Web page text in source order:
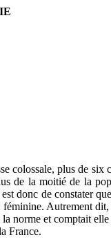
plus de
de la moitié de la
donc de constater
Autrement
norme et comptait
France.